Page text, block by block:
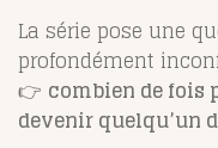
La série pose une
profondément
👉 combien de fois
devenir quelqu’un